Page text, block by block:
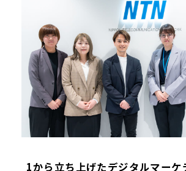
1から立ち上げたデジタルマーケ